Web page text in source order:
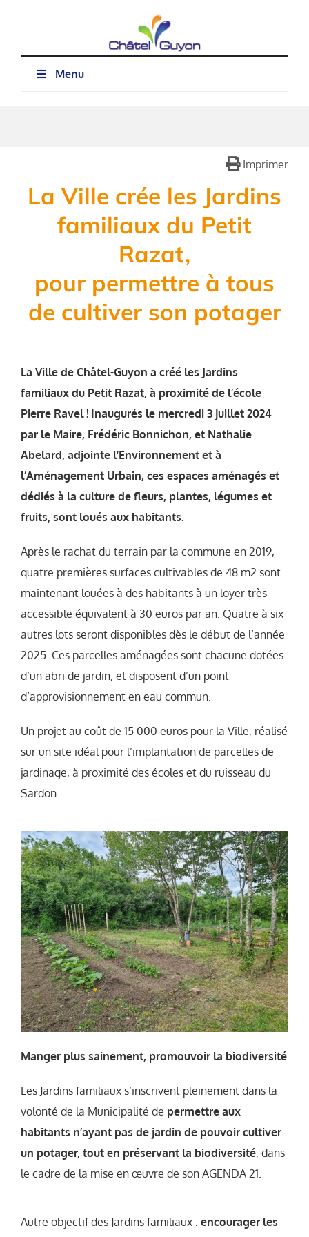
Menu
Imprimer
La Ville crée les Jardins
familiaux du Petit
Razat,
pour permettre à tous
de cultiver son potager
La Ville de Châtel-Guyon a créé les Jardins
familiaux du Petit Razat, à proximité de l’école
Pierre Ravel ! Inaugurés le mercredi 3 juillet 2024
par le Maire, Frédéric Bonnichon, et Nathalie
Abelard, adjointe l’Environnement et à
l’Aménagement Urbain, ces espaces aménagés et
dédiés à la culture de fleurs, plantes, légumes et
fruits, sont loués aux habitants.
Après le rachat du terrain par la commune en 2019,
quatre premières surfaces cultivables de 48 m2 sont
maintenant louées à des habitants à un loyer très
accessible équivalent à 30 euros par an. Quatre à six
autres lots seront disponibles dès le début de l’année
2025. Ces parcelles aménagées sont chacune dotées
d’un abri de jardin, et disposent d’un point
d’approvisionnement en eau commun.
Un projet au coût de 15 000 euros pour la Ville, réalisé
sur un site idéal pour l’implantation de parcelles de
jardinage, à proximité des écoles et du ruisseau du
Sardon.
Manger plus sainement, promouvoir la biodiversité
Les Jardins familiaux s’inscrivent pleinement dans la
volonté de la Municipalité de permettre aux
habitants n’ayant pas de jardin de pouvoir cultiver
un potager, tout en préservant la biodiversité, dans
le cadre de la mise en œuvre de son AGENDA 21.
Autre objectif des Jardins familiaux : encourager les